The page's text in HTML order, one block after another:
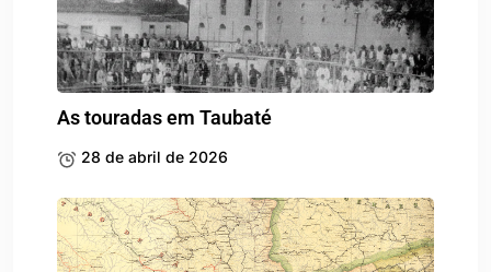
As touradas em Taubaté
28 de abril de 2026